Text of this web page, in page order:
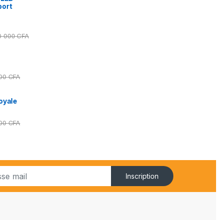
000CFA
CFA
CFA
Inscription